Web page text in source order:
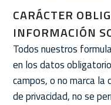
CARÁCTER
INFORMACIÓN
Todos nuestros
en los datos
campos, o no marca
de privacidad, no se